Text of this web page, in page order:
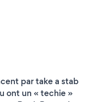
par take a stab
ont un « techie »